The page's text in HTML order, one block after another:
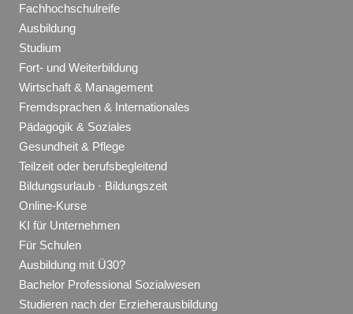
Fachhochschulreife
Ausbildung
Studium
Fort- und Weiterbildung
Wirtschaft & Management
Fremdsprachen & Internationales
Pädagogik & Soziales
Gesundheit & Pflege
Teilzeit oder berufsbegleitend
Bildungsurlaub · Bildungszeit
Online-Kurse
KI für Unternehmen
Für Schulen
Ausbildung mit Ü30?
Bachelor Professional Sozialwesen
Studieren nach der Erzieherausbildung